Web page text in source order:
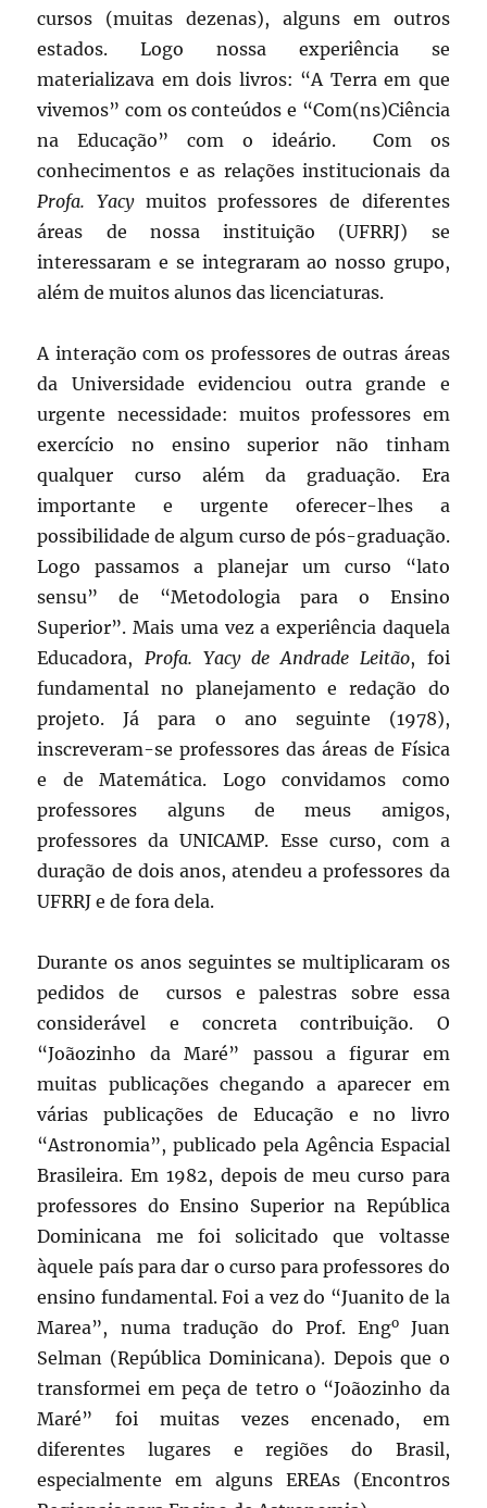
cursos (muitas dezenas), alguns em outros
estados. Logo nossa experiência se
materializava em dois livros: “A Terra em que
vivemos” com os conteúdos e “Com(ns)Ciência
na Educação” com o ideário. Com os
conhecimentos e as relações institucionais da
Profa. Yacymuitos professores de diferentes
áreas de nossa instituição (UFRRJ) se
interessaram e se integraram ao nosso grupo,
além de muitos alunos das licenciaturas.
A interação com os professores de outras áreas
da Universidade evidenciou outra grande e
urgente necessidade: muitos professores em
exercício no ensino superior não tinham
qualquer curso além da graduação. Era
importante e urgente oferecer-lhes a
possibilidade de algum curso de pós-graduação.
Logo passamos a planejar um curso “lato
sensu” de “Metodologia para o Ensino
Superior”. Mais uma vez a experiência daquela
Educadora, Profa. Yacy de Andrade Leitão, foi
fundamental no planejamento e redação do
projeto. Já para o ano seguinte (1978),
inscreveram-se professores das áreas de Física
e de Matemática. Logo convidamos como
professores alguns de meus amigos,
professores da UNICAMP. Esse curso, com a
duração de dois anos, atendeu a professores da
UFRRJ e de fora dela.
Durante os anos seguintes se multiplicaram os
pedidos de cursos e palestras sobre essa
considerável e concreta contribuição. O
“Joãozinho da Maré” passou a figurar em
muitas publicações chegando a aparecer em
várias publicações de Educação e no livro
“Astronomia”, publicado pela Agência Espacial
Brasileira. Em 1982, depois de meu curso para
professores do Ensino Superior na República
Dominicana me foi solicitado que voltasse
àquele país para dar o curso para professores do
ensino fundamental. Foi a vez do “Juanito de la
Marea”, numa tradução do Prof. Engo Juan
Selman (República Dominicana). Depois que o
transformei em peça de tetro o “Joãozinho da
Maré” foi muitas vezes encenado, em
diferentes lugares e regiões do Brasil,
especialmente em alguns EREAs (Encontros